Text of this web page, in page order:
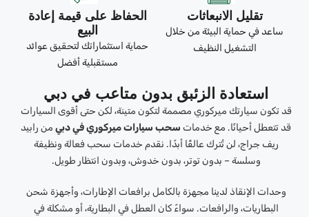
تقليل الانبعاثات
ساعد في حماية البيئة من خلال
التشغيل النظيف
الحفاظ على قيمة إعادة
البيع
حماية استثماراتك لتحقيق عوائد
مستقبلية أفضل
استعادة الزئبق بدون متاعب في دبي
قد تكون سيارتك ميركوري مصممة لتكون متينة، لكن حتى أقوى السيارات
قد تتعطل أحيانًا. مع خدمات سحب سيارات ميركوري في دبي من رابيد
ريف جراج، لن تُترك عالقًا أبدًا. نقدم خدمات سحب فعالة ونظيفة
وسلسة – بدون توتر، بدون خدوش، وبدون انتظار طويل.
وحدات الإنقاذ لدينا مجهزة بالكامل برافعات الإطارات، وأجهزة شحن
البطاريات، والرافعات. سواءً كان العطل في البطارية، أو مشكلة في